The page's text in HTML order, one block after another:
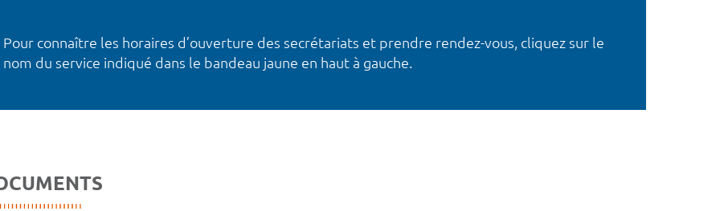
Pour connaître les horaires d’ouverture des secrétariats et prendre rendez-vous, cliquez sur le
nom du service indiqué dans le bandeau jaune en haut à gauche.